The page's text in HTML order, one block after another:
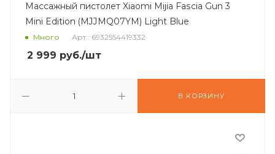
Массажный пистолет Xiaomi Mijia Fascia Gun 3
Mini Edition (MJJMQ07YM) Light Blue
Много Арт.: 6932554419332
2 999 руб./шт
В КОРЗИНУ